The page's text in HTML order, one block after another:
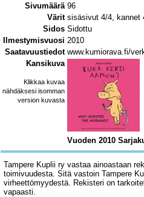
Sivumäärä 96
Värit sisäsivut 4/4, kannet
Sidos Sidottu
Ilmestymisvuosi 2010
Saatavuustiedot www.kumiorava.fi/
Kansikuva
Klikkaa kuvaa
nähdäksesi isomman
version kuvasta
Vuoden 2010
Tampere Kuplii ry vastaa ainoastaan
toimivuudesta. Sitä vastoin Tampere
virheettömyydestä. Rekisteri on
vapaasti.